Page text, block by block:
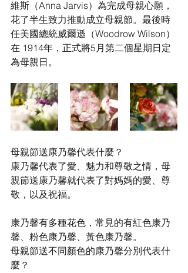
維斯（Anna Jarvis）為完成母親心願，
花了半生致力推動成立母親節。最後時
任美國總統威爾遜（Woodrow Wilson）
在 1914年，正式將5月第二個星期日定
為母親日。
母親節送康乃馨代表什麼？
康乃馨代表了愛、魅力和尊敬之情，母
親節送康乃馨就代表了對媽媽的愛、尊
敬，以及祝福。
康乃馨有多種花色，常見的有紅色康乃
馨、粉色康乃馨、黃色康乃馨。
母親節送不同顏色的康乃馨分別代表什
麼？